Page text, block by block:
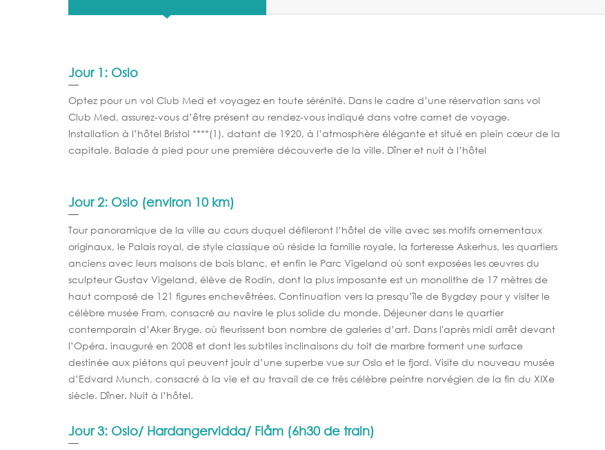
Jour 1: Oslo
Optez pour un vol Club Med et voyagez en toute sérénité. Dans le cadre d’une réservation sans vol
Club Med, assurez-vous d’être présent au rendez-vous indiqué dans votre carnet de voyage.
Installation à l’hôtel Bristol ****(1), datant de 1920, à l’atmosphère élégante et situé en plein cœur de la
capitale. Balade à pied pour une première découverte de la ville. Dîner et nuit à l’hôtel
Jour 2: Oslo (environ 10 km)
Tour panoramique de la ville au cours duquel défileront l’hôtel de ville avec ses motifs ornementaux
originaux, le Palais royal, de style classique où réside la famille royale, la forteresse Askerhus, les quartiers
anciens avec leurs maisons de bois blanc, et enfin le Parc Vigeland où sont exposées les œuvres du
sculpteur Gustav Vigeland, élève de Rodin, dont la plus imposante est un monolithe de 17 mètres de
haut composé de 121 figures enchevêtrées. Continuation vers la presqu’île de Bygdøy pour y visiter le
célèbre musée Fram, consacré au navire le plus solide du monde. Déjeuner dans le quartier
contemporain d’Aker Bryge, où fleurissent bon nombre de galeries d’art. Dans l'après midi arrêt devant
l’Opéra, inauguré en 2008 et dont les subtiles inclinaisons du toit de marbre forment une surface
destinée aux piétons qui peuvent jouir d’une superbe vue sur Oslo et le fjord. Visite du nouveau musée
d’Edvard Munch, consacré à la vie et au travail de ce très célèbre peintre norvégien de la fin du XIXe
siècle. Dîner. Nuit à l’hôtel.
Jour 3: Oslo/ Hardangervidda/ Flåm (6h30 de train)